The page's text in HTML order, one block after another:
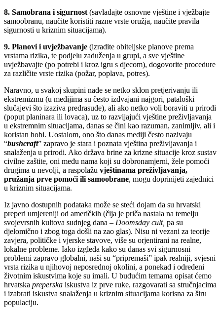
8. Samobrana i sigurnost (savladajte osnovne vještine i vježbajte
samoobranu, naučite koristiti razne vrste oružja, naučite pravila
sigurnosti u kriznim situacijama).
9. Planovi i uvježbavanje (izradite obiteljske planove prema
vrstama rizika, te podjelu zaduženja u grupi, a sve vještine
uvježbavajte (po potrebi i kroz igru s djecom), dogovorite procedure
za različite vrste rizika (požar, poplava, potres).
Naravno, u svakoj skupini nađe se netko sklon pretjerivanju ili
ekstremizmu (u medijima su često izdvajani najgori, pataloški
slučajevi što izaziva predrasude), ali ako netko voli boraviti u prirodi
(poput planinara ili lovaca), uz to razvijajući vještine preživljavanja
u ekstremnim situacijama, danas se čini kao razuman, zanimljiv, ali i
koristan hobi. Uostalom, ono što danas mediji često nazivaju
“bushcraft” zapravo je stara i poznata vještina preživljavanja i
snalaženja u prirodi. Ako država brine za krizne situacije kroz sustav
civilne zaštite, oni među nama koji su dobronamjerni, žele pomoći
drugima u nevolji, a raspolažu vještinama preživljavanja,
pružanja prve pomoći ili samoobrane, mogu doprinijeti zajednici
u kriznim situacijama.
Iz javno dostupnih podataka može se steći dojam da su hrvatski
preperi umjereniji od američkih (čija je priča nastala na temelju
svojevrsnih kultova sudnjeg dana – Doomsday cult, pa su
djelomično i zbog toga došli na zao glas). Nisu ni vezani za teorije
zavjera, političke i vjerske stavove, više su orjentirani na realne,
lokalne probleme. Iako izgleda kako su danas svi sigurnosni
problemi zapravo globalni, naši su “pripremaši” ipak realniji, svjesni
vrsta rizika u njihovoj neposrednoj okolini, a ponekad i određeni
životnim iskustvima koje su imali. U budućim temama opisat ćemo
hrvatska preperska iskustva iz prve ruke, razgovarati sa stručnjacima
i izabrati iskustva snalaženja u kriznim situacijama korisna za širu
populaciju.